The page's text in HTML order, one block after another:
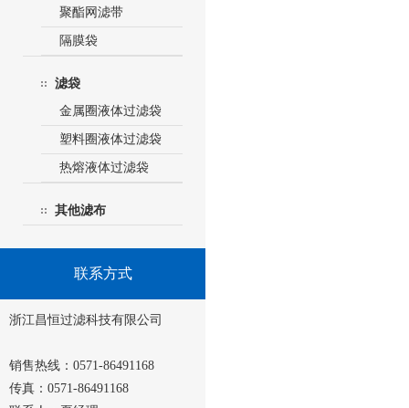
聚酯网滤带
隔膜袋
滤袋
金属圈液体过滤袋
塑料圈液体过滤袋
热熔液体过滤袋
其他滤布
联系方式
浙江昌恒过滤科技有限公司
销售热线：0571-86491168
传真：0571-86491168